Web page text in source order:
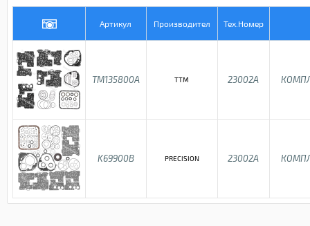
Артикул Производител Тех.Номер
TM135800A TTM 23002A
K69900B PRECISION 23002A